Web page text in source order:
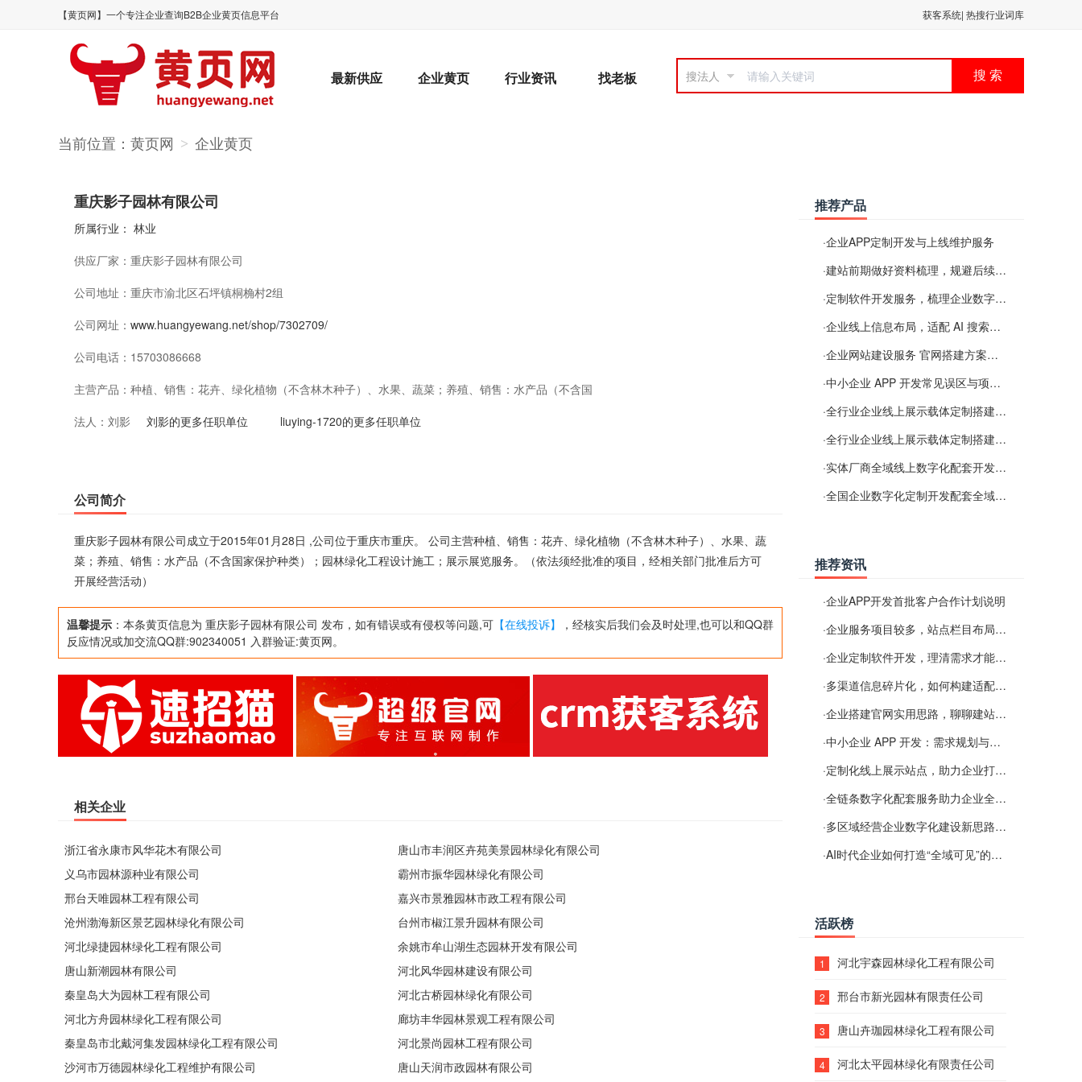
【黄页网】一个专注企业查询B2B企业黄页信息平台 获客系统| 热搜行业词库
最新供应 企业黄页 行业资讯 找老板 搜法人 搜 索
当前位置： 黄页网 > 企业黄页
重庆影子园林有限公司
所属行业： 林业
供应厂家： 重庆影子园林有限公司
公司地址： 重庆市渝北区石坪镇桐桷村2组
公司网址： www.huangyewang.net/shop/7302709/
公司电话： 15703086668
主营产品： 种植、销售：花卉、绿化植物（不含林木种子）、水果、蔬菜；养殖、销售：水产品（不含国
家保护种类）；园林绿化工程设计施工；展示展览服务。（依法须经批准的项目，经相关部门
法人： 刘影 刘影的更多任职单位 liuying-1720的更多任职单位
公司简介
重庆影子园林有限公司成立于2015年01月28日 ,公司位于重庆市重庆。 公司主营种植、销售：花卉、绿化植物（不含林木种子）、水果、蔬
菜；养殖、销售：水产品（不含国家保护种类）；园林绿化工程设计施工；展示展览服务。（依法须经批准的项目，经相关部门批准后方可
开展经营活动）
温馨提示 ：本条黄页信息为 重庆影子园林有限公司 发布，如有错误或有侵权等问题,可 【在线投诉】
，经核实后我们会及时处理,也可以和QQ群
反应情况或加交流QQ群:902340051 入群验证:黄页网。
相关企业
浙江省永康市风华花木有限公司
义乌市园林源种业有限公司
邢台天唯园林工程有限公司
沧州渤海新区景艺园林绿化有限公司
河北绿捷园林绿化工程有限公司
唐山新潮园林有限公司
秦皇岛大为园林工程有限公司
河北方舟园林绿化工程有限公司
秦皇岛市北戴河集发园林绿化工程有限公司
沙河市万德园林绿化工程维护有限公司
唐山市丰润区卉苑美景园林绿化有限公司
霸州市振华园林绿化有限公司
嘉兴市景雅园林市政工程有限公司
台州市椒江景升园林有限公司
余姚市牟山湖生态园林开发有限公司
河北风华园林建设有限公司
河北古桥园林绿化有限公司
廊坊丰华园林景观工程有限公司
河北景尚园林工程有限公司
唐山天润市政园林有限公司
推荐产品
·企业APP定制开发与上线维护服务
·建站前期做好资料梳理，规避后续各类使用难题
·定制软件开发服务，梳理企业数字化落地常见难点
·企业线上信息布局，适配 AI 搜索需要留意这些要点
·企业网站建设服务 官网搭建方案经验分享
·中小企业 APP 开发常见误区与项目规划实用经验
·全行业企业线上展示载体定制搭建服务
·全行业企业线上展示载体定制搭建服务
·实体厂商全域线上数字化配套开发与地域检索优化服务
·全国企业数字化定制开发配套全域搜索优化服务
推荐资讯
·企业APP开发首批客户合作计划说明
·企业服务项目较多，站点栏目布局规划参考思路
·企业定制软件开发，理清需求才能提升数字化落地效率
·多渠道信息碎片化，如何构建适配 AI 检索的品牌信息源
·企业搭建官网实用思路，聊聊建站容易忽视的问题
·中小企业 APP 开发：需求规划与项目落地避坑经验分享
·定制化线上展示站点，助力企业打通线上经营渠道
·全链条数字化配套服务助力企业全域线上经营
·多区域经营企业数字化建设新思路：多端载体与地域检索一体化落地思路分享
·AI时代企业如何打造“全域可见”的数字资产？梓彤超越给出新解法
活跃榜
1 河北宇森园林绿化工程有限公司
2 邢台市新光园林有限责任公司
3 唐山卉珈园林绿化工程有限公司
4 河北太平园林绿化有限责任公司